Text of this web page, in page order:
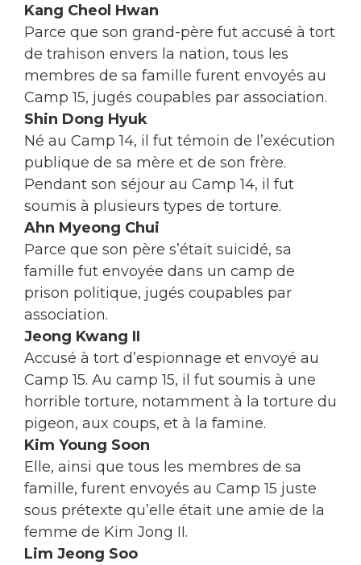
Kang Cheol Hwan
Parce que son grand-père fut accusé à tort
de trahison envers la nation, tous les
membres de sa famille furent envoyés au
Camp 15, jugés coupables par association.
Shin Dong Hyuk
Né au Camp 14, il fut témoin de l’exécution
publique de sa mère et de son frère.
Pendant son séjour au Camp 14, il fut
soumis à plusieurs types de torture.
Ahn Myeong Chui
Parce que son père s’était suicidé, sa
famille fut envoyée dans un camp de
prison politique, jugés coupables par
association.
Jeong Kwang II
Accusé à tort d’espionnage et envoyé au
Camp 15. Au camp 15, il fut soumis à une
horrible torture, notamment à la torture du
pigeon, aux coups, et à la famine.
Kim Young Soon
Elle, ainsi que tous les membres de sa
famille, furent envoyés au Camp 15 juste
sous prétexte qu’elle était une amie de la
femme de Kim Jong II.
Lim Jeong Soo